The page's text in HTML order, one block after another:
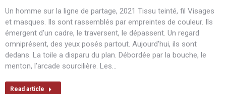
Un homme sur la ligne de partage, 2021 Tissu teinté, fil Visages
et masques. Ils sont rassemblés par empreintes de couleur. Ils
émergent d’un cadre, le traversent, le dépassent. Un regard
omniprésent, des yeux posés partout. Aujourd’hui, ils sont
dedans. La toile a disparu du plan. Débordée par la bouche, le
menton, l’arcade sourcilière. Les…
Read article